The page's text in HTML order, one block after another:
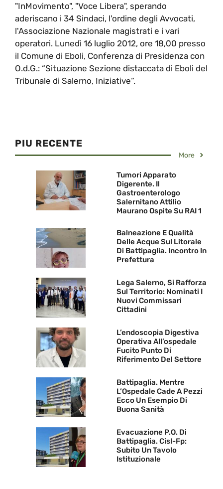
"InMovimento", "Voce Libera", sperando
aderiscano i 34 Sindaci, l'ordine degli Avvocati,
l'Associazione Nazionale magistrati e i vari
operatori. Lunedì 16 luglio 2012, ore 18,00 presso
il Comune di Eboli, Conferenza di Presidenza con
O.d.G.: “Situazione Sezione distaccata di Eboli del
Tribunale di Salerno, Iniziative“.
PIU RECENTE
More
Tumori Apparato
Digerente. Il
Gastroenterologo
Salernitano Attilio
Maurano Ospite Su RAI 1
Balneazione E Qualità
Delle Acque Sul Litorale
Di Battipaglia. Incontro In
Prefettura
Lega Salerno, Si Rafforza
Sul Territorio: Nominati I
Nuovi Commissari
Cittadini
L’endoscopia Digestiva
Operativa All’ospedale
Fucito Punto Di
Riferimento Del Settore
Battipaglia. Mentre
L’Ospedale Cade A Pezzi
Ecco Un Esempio Di
Buona Sanità
Evacuazione P.O. Di
Battipaglia. Cisl-Fp:
Subito Un Tavolo
Istituzionale